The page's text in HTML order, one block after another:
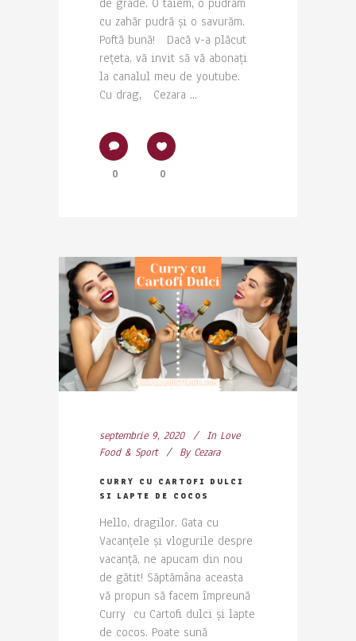
cu zahăr pudră și o savurăm.
Poftă bună! Dacă v-a plăcut
rețeta, vă invit să vă abonați
la canalul meu de youtube.
Cu drag, Cezara ...
0 0
septembrie 9, 2020 In Love
Food & Sport
By Cezara
CURRY CU CARTOFI DULCI
SI LAPTE DE COCOS
Hello, dragilor. Gata cu
Vacanțele și vlogurile despre
vacanță, ne apucam din nou
de gătit! Săptămâna aceasta
vă propun să facem împreună
Curry cu Cartofi dulci și lapte
de cocos. Poate sună